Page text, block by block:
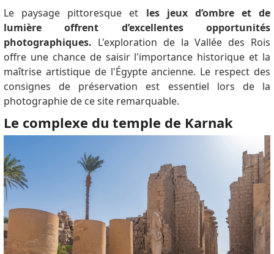
Le paysage pittoresque et les jeux d’ombre et de
lumière offrent d’excellentes opportunités
photographiques. L'exploration de la Vallée des Rois
offre une chance de saisir l'importance historique et la
maîtrise artistique de l'Égypte ancienne. Le respect des
consignes de préservation est essentiel lors de la
photographie de ce site remarquable.
Le complexe du temple de Karnak